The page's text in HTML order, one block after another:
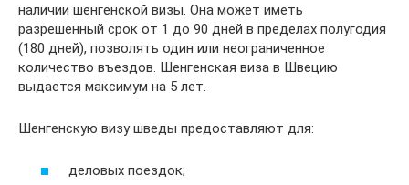
наличии шенгенской визы. Она может иметь
разрешенный срок от 1 до 90 дней в пределах полугодия
(180 дней), позволять один или неограниченное
количество въездов. Шенгенская виза в Швецию
выдается максимум на 5 лет.
Шенгенскую визу шведы предоставляют для:
деловых поездок;